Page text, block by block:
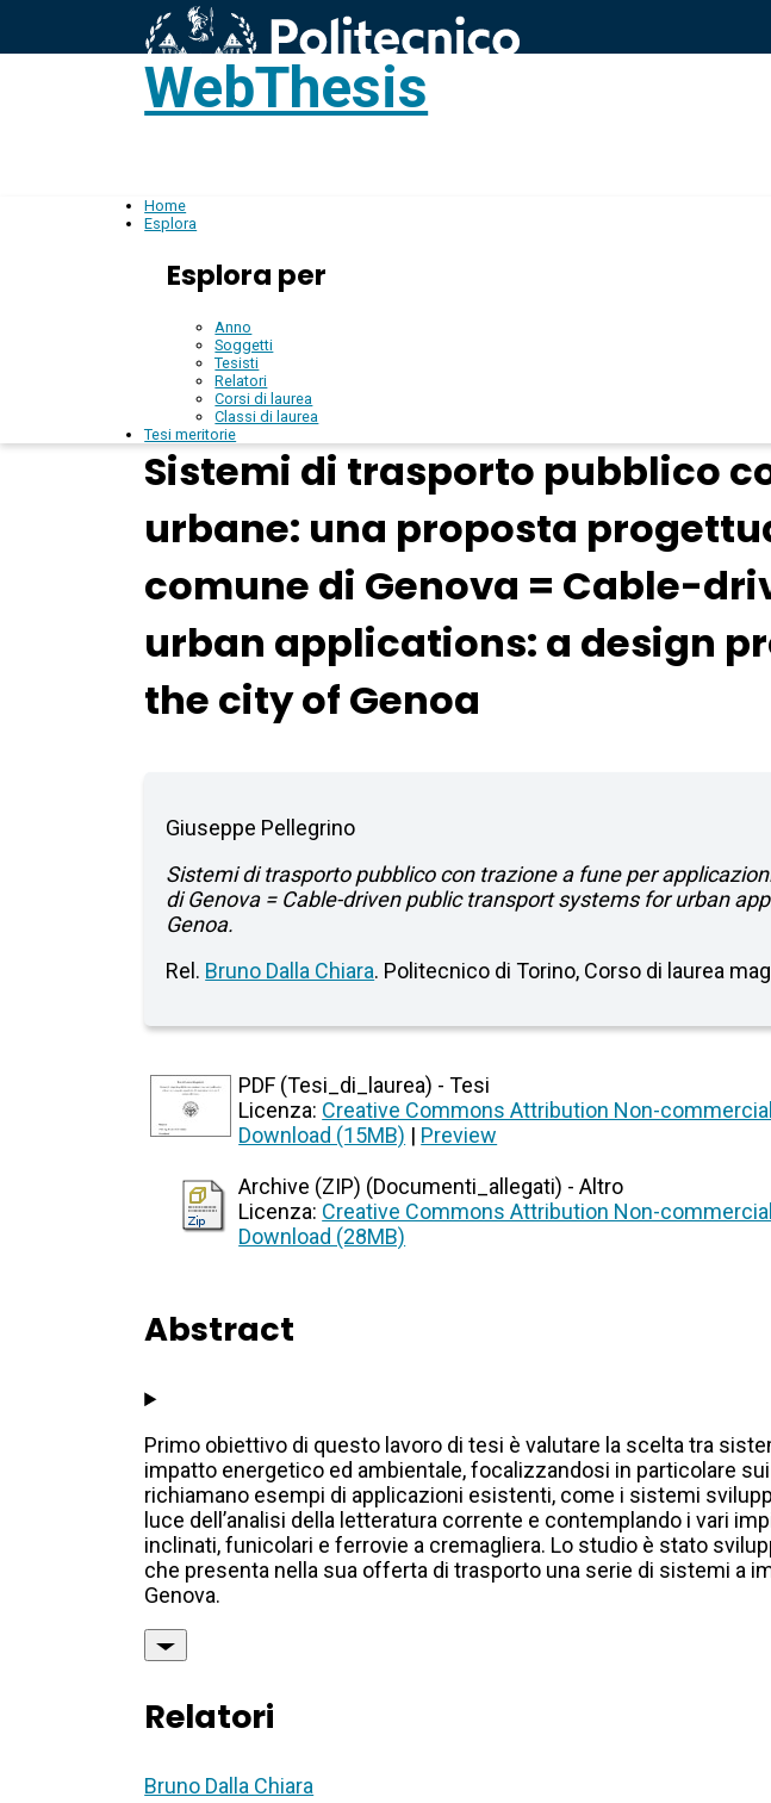
WebThesis
Home
Esplora
Esplora per
Anno
Soggetti
Tesisti
Relatori
Corsi di laurea
Classi di laurea
Tesi meritorie
Sistemi di trasporto pubblico
urbane: una proposta
comune di Genova = Cable-
urban applications: a design
the city of Genoa
Giuseppe Pellegrino
Sistemi di trasporto pubblico con trazione a fune per
di Genova = Cable-driven public transport systems for urban
Genoa.
Rel. Bruno Dalla Chiara. Politecnico di Torino, Corso di laurea
PDF (Tesi_di_laurea) - Tesi
Licenza: Creative Commons Attribution Non-
Download (15MB) | Preview
Archive (ZIP) (Documenti_allegati) - Altro
Licenza: Creative Commons Attribution Non-
Download (28MB)
Abstract
Primo obiettivo di questo lavoro di tesi è valutare la scelta tra
impatto energetico ed ambientale, focalizzandosi in particolare
richiamano esempi di applicazioni esistenti, come i sistemi
luce dell’analisi della letteratura corrente e contemplando i vari
inclinati, funicolari e ferrovie a cremagliera. Lo studio è stato
che presenta nella sua offerta di trasporto una serie di sistemi a
Genova.
Relatori
Bruno Dalla Chiara